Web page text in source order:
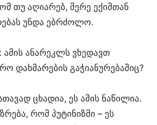
თუ აღიარებ, მერე ექიმთან
უნდა ებრძოლო.
ანარეკლს ვხედავთ
დახმარების გაჭიანურებაშიც?
ცხადია, ეს ამის ნაწილია.
რომ პუტინიზმი – ეს